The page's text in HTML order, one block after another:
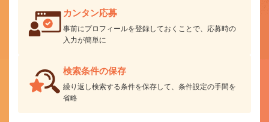
カンタン応募
事前にプロフィールを登録しておくことで、応募時の
入力が簡単に
検索条件の保存
繰り返し検索する条件を保存して、条件設定の手間を
省略